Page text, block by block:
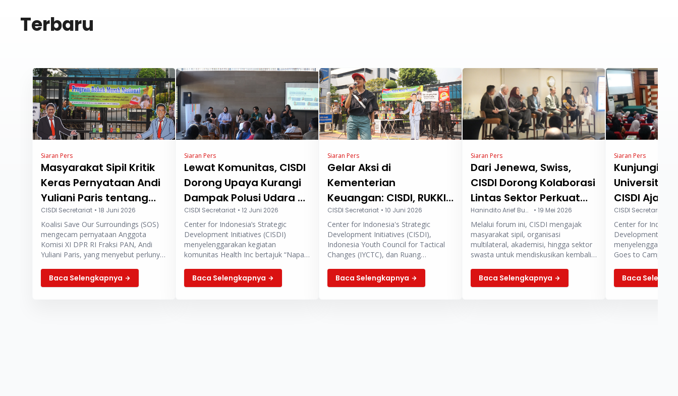
Terbaru
Siaran Pers
Masyarakat Sipil Kritik
Keras Pernyataan Andi
Yuliani Paris tentang
Rokok Murah Untuk
Masyarakat Miskin
CISDI Secretariat • 18 Juni 2026
Koalisi Save Our Surroundings (SOS)
mengecam pernyataan Anggota
Komisi XI DPR RI Fraksi PAN, Andi
Yuliani Paris, yang menyebut perlunya
legal agar dapat dibeli masyarakat
miskin.
Baca Selengkapnya
Siaran Pers
Lewat Komunitas, CISDI
Dorong Upaya Kurangi
Dampak Polusi Udara di
Kota Satelit
CISDI Secretariat • 12 Juni 2026
Center for Indonesia’s Strategic
Development Initiatives (CISDI)
menyelenggarakan kegiatan
komunitas Health Inc bertajuk “Napas
Tangsel” di Tangerang Selatan,
Banten.
Baca Selengkapnya
Siaran Pers
Gelar Aksi di
Kementerian
Keuangan: CISDI, RUKKI,
dan IYCTC Tolak
Penambahan Lapisan
Cukai Rokok Baru
CISDI Secretariat • 10 Juni 2026
Center for Indonesia's Strategic
Development Initiatives (CISDI),
Indonesia Youth Council for Tactical
Changes (IYCTC), dan Ruang
(RUKKI) yang tergabung dalam Koalisi
Save Our Surroundings (SOS)
Baca Selengkapnya
Siaran Pers
Dari Jenewa, Swiss,
CISDI Dorong Kolaborasi
Lintas Sektor Perkuat
Layanan Kesehatan
Primer di WHA 2026
Hanindito Arief Buwono • 19 Mei 2026
Melalui forum ini, CISDI mengajak
masyarakat sipil, organisasi
multilateral, akademisi, hingga sektor
swasta untuk mendiskusikan kembali
global dapat dibangun agar lebih
berkelanjutan dan mampu menjawab
Baca Selengkapnya
Siaran Pers
Kunjungi
Universitas
CISDI Ajak
Bahas
Kesehatan
CISDI Secretariat
Center for
Development
Goes to Campus
pada Rabu (13/5).
“Dari Kampus &
Baca